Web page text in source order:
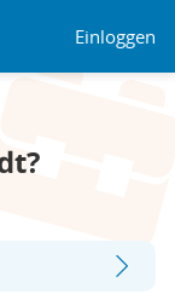
Einloggen